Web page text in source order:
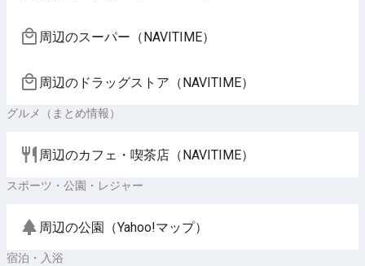
周辺のスーパー（NAVITIME）
周辺のドラッグストア（NAVITIME）
グルメ（まとめ情報）
周辺のカフェ・喫茶店（NAVITIME）
スポーツ・公園・レジャー
周辺の公園（Yahoo!マップ）
宿泊・入浴